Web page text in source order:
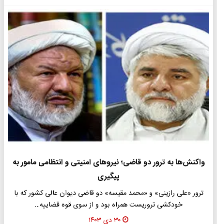
واکنش‌ها به ترور دو قاضی؛ نیروهای امنیتی و انتظامی مامور به
پیگیری
ترور «علی رازینی» و «محمد مقیسه» دو قاضی دیوان عالی کشور که با
خودکشی تروریست همراه بود و از سوی قوه قضاییه…
۳۰ دی ۱۴۰۳